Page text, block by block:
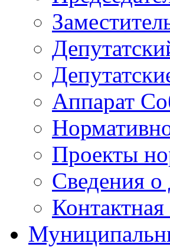
Аппарат
Проекты
Сведения о